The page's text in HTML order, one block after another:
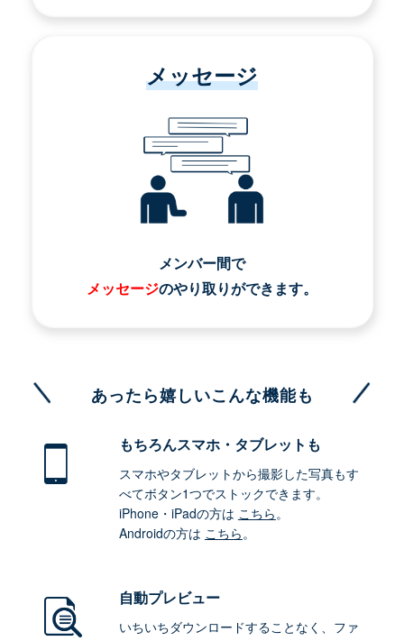
メッセージ
メンバー間で
メッセージのやり取りができます。
あったら嬉しいこんな機能も
もちろんスマホ・タブレットも
スマホやタブレットから撮影した写真もす
べてボタン1つでストックできます。
iPhone・iPadの方は こちら。
Androidの方は こちら。
自動プレビュー
いちいちダウンロードすることなく、ファ